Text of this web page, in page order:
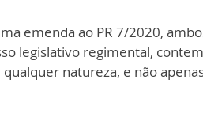
emenda ao PR 7/2020,
legislativo regimental,
natureza, e não